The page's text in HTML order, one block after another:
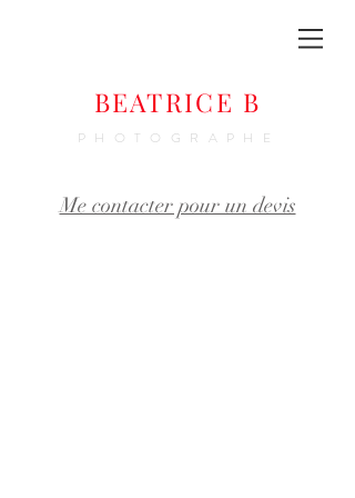
BEATRICE B
PHOTOGRAPHE
Me contacter pour un devis